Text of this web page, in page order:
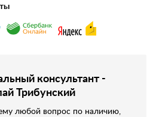
консультант -
Трибунский
любой вопрос по наличию,